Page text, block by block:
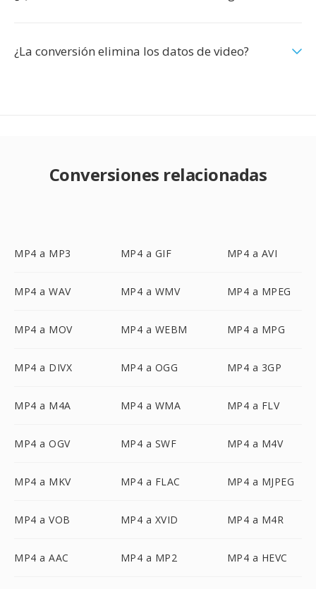
¿La conversión elimina los datos de video?
Conversiones relacionadas
MP4 a MP3 MP4 a GIF MP4 a AVI
MP4 a WAV MP4 a WMV MP4 a MPEG
MP4 a MOV MP4 a WEBM MP4 a MPG
MP4 a DIVX MP4 a OGG MP4 a 3GP
MP4 a M4A MP4 a WMA MP4 a FLV
MP4 a OGV MP4 a SWF MP4 a M4V
MP4 a MKV MP4 a FLAC MP4 a MJPEG
MP4 a VOB MP4 a XVID MP4 a M4R
MP4 a AAC MP4 a MP2 MP4 a HEVC